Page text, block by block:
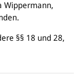
Wippermann,
§§ 18 und 28,